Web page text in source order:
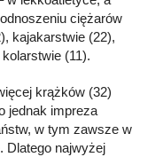
ciężarów
kajakarstwie (22),
(11).
krążków (32)
jednak impreza
w tym zawsze w
Dlatego najwyżej